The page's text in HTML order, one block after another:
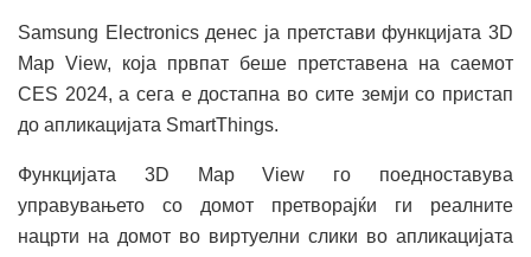
Samsung Electronics денес ја претстави функцијата 3D
Map View, која првпат беше претставена на саемот
CES 2024, а сега е достапна во сите земји со пристап
до апликацијата SmartThings.
Функцијата 3D Map View го поедноставува
управувањето со домот претворајќи ги реалните
нацрти на домот во виртуелни слики во апликацијата